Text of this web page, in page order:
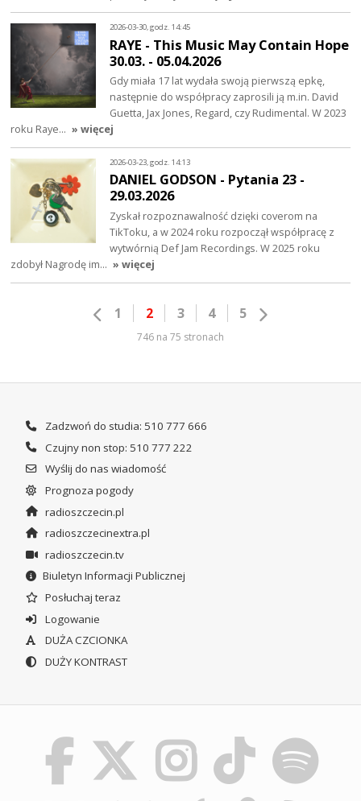
2026-03-30, godz. 14:45
RAYE - This Music May Contain Hope
30.03. - 05.04.2026
Gdy miała 17 lat wydała swoją pierwszą epkę,
następnie do współpracy zaprosili ją m.in. David
Guetta, Jax Jones, Regard, czy Rudimental. W 2023
roku Raye… » więcej
2026-03-23, godz. 14:13
DANIEL GODSON - Pytania 23 -
29.03.2026
Zyskał rozpoznawalność dzięki coverom na
TikToku, a w 2024 roku rozpoczął współpracę z
wytwórnią Def Jam Recordings. W 2025 roku
zdobył Nagrodę im… » więcej
1 2 3 4 5
746 na 75 stronach
Zadzwoń do studia: 510 777 666
Czujny non stop: 510 777 222
Wyślij do nas wiadomość
Prognoza pogody
radioszczecin.pl
radioszczecinextra.pl
radioszczecin.tv
Biuletyn Informacji Publicznej
Posłuchaj teraz
Logowanie
DUŻA CZCIONKA
DUŻY KONTRAST